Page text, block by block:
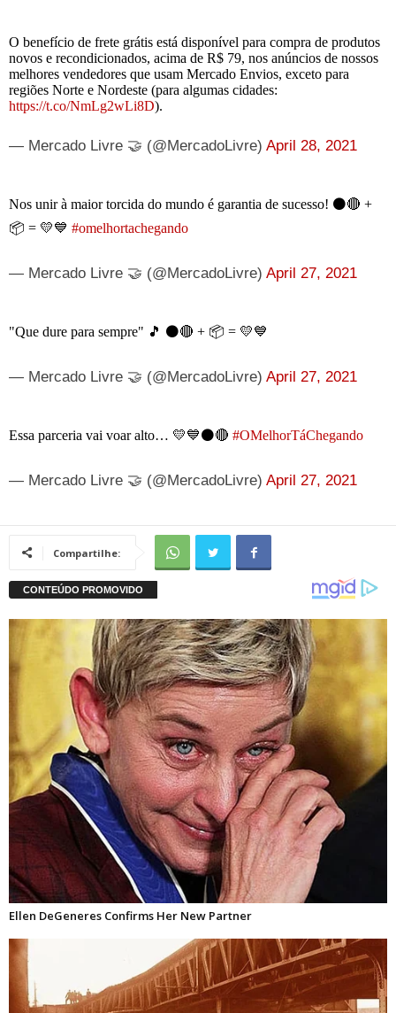
O benefício de frete grátis está disponível para compra de produtos
novos e recondicionados, acima de R$ 79, nos anúncios de nossos
melhores vendedores que usam Mercado Envios, exceto para
regiões Norte e Nordeste (para algumas cidades:
https://t.co/NmLg2wLi8D).
— Mercado Livre 🤝 (@MercadoLivre) April 28, 2021
Nos unir à maior torcida do mundo é garantia de sucesso! ⚫️🔴 +
📦 = 💛💙 #omelhortachegando
— Mercado Livre 🤝 (@MercadoLivre) April 27, 2021
"Que dure para sempre" 🎵 ⚫️🔴 + 📦 = 💛💙
— Mercado Livre 🤝 (@MercadoLivre) April 27, 2021
Essa parceria vai voar alto… 💛💙⚫️🔴 #OMelhorTáChegando
— Mercado Livre 🤝 (@MercadoLivre) April 27, 2021
Compartilhe: